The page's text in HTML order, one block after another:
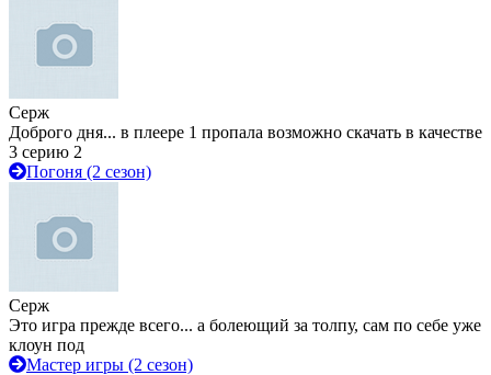
Серж
Доброго дня... в плеере 1 пропала возможно скачать в качестве
3 серию 2
Погоня (2 сезон)
Серж
Это игра прежде всего... а болеющий за толпу, сам по себе уже
клоун под
Мастер игры (2 сезон)